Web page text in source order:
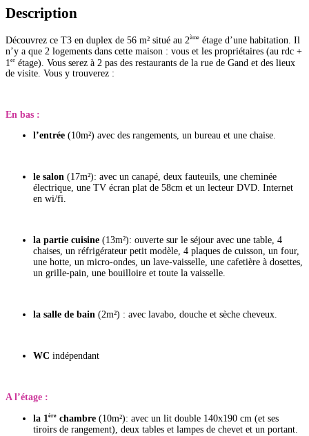
Description
Découvrez ce T3 en duplex de 56 m² situé au 2ème étage d’une habitation. Il
n’y a que 2 logements dans cette maison : vous et les propriétaires (au rdc +
1 er étage). Vous serez à 2 pas des restaurants de la rue de Gand et des lieux
de visite. Vous y trouverez :
En bas :
l’entrée (10m²) avec des rangements, un bureau et une chaise.
le salon (17m²): avec un canapé, deux fauteuils, une cheminée
électrique, une TV écran plat de 58cm et un lecteur DVD. Internet
en wi/fi.
la partie cuisine (13m²): ouverte sur le séjour avec une table, 4
chaises, un réfrigérateur petit modèle, 4 plaques de cuisson, un four,
une hotte, un micro-ondes, un lave-vaisselle, une cafetière à dosettes,
un grille-pain, une bouilloire et toute la vaisselle.
la salle de bain (2m²) : avec lavabo, douche et sèche cheveux.
WC indépendant
A l’étage :
la 1 ère chambre (10m²): avec un lit double 140x190 cm (et ses
tiroirs de rangement), deux tables et lampes de chevet et un portant.